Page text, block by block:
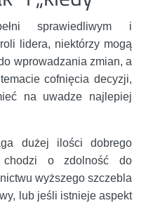
sprawiedliwym i
lidera, niektórzy mogą
wprowadzania zmian, a
cofnięcia decyzji,
na uwadze najlepiej
dużej ilości dobrego
chodzi o zdolność do
wyższego szczebla
lub jeśli istnieje aspekt